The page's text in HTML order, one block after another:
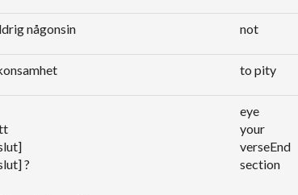
någonsin not
to pity
?
eye
your
verseEnd
section